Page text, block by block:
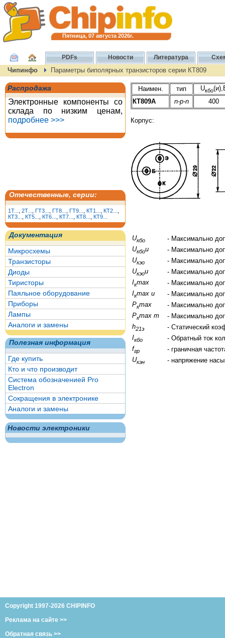
Пятница, 07 августа 2026г.
PDFs Новости Литература
Чипинфо Параметры биполярных транзисторов серии КТ809
Распродажа
Электронные компоненты со
склада по низким ценам,
подробнее >>>
Отечественные, серии:
1T... 2T... ГТ3... ГТ8... ГТ9... КТ1... КТ2...
КТ3...
КТ5... КТ6... КТ7... КТ8... КТ9...
Документация
Микросхемы
Транзисторы
Диоды
Тиристоры
Паяльное оборудование
Приборы
Лампы
Аналоги и замены
Полезная информация
Где купить
Кто и что производит
Система обозначенией Pro
Electron
Сокращения в электронике
Аналоги и замены
Новости электроники
Наимен. тип Uкбо
КТ809А
n-p-n 400
Корпус:
Uкбо
- Максимально
Uкбои
- Максимально
Uкэо
- Максимально
Uкэои
- Максимально
Iкmax
- Максимально
Iкmax и
- Максимально
Pкmax
- Максимально
Pкmax т
- Максимально
h21э
- Статический
Iкбо
- Обратный ток
fгр
- граничная
Uкэн - напряжение
Copyright 1997-2026 CHIPINFO
Реклама на сайте >>
Обратная связь >>